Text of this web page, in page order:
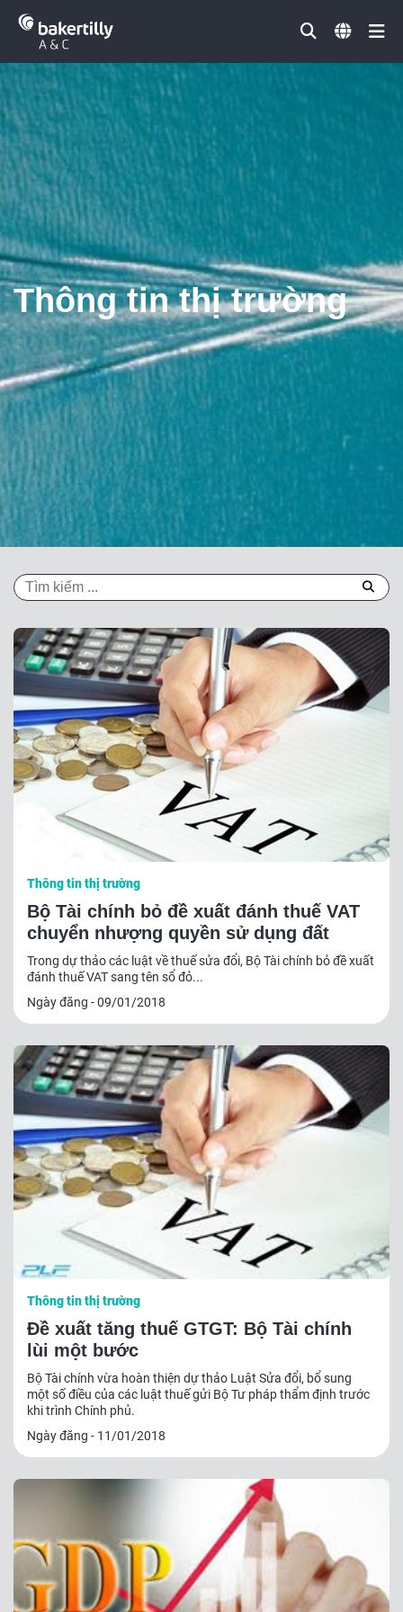
Thông tin thị trường
Thông tin thị trường
Bộ Tài chính bỏ đề xuất đánh thuế VAT
chuyển nhượng quyền sử dụng đất
Trong dự thảo các luật về thuế sửa đổi, Bộ Tài chính bỏ đề xuất
đánh thuế VAT sang tên sổ đỏ...
Ngày đăng - 09/01/2018
Thông tin thị trường
Đề xuất tăng thuế GTGT: Bộ Tài chính
lùi một bước
Bộ Tài chính vừa hoàn thiện dự thảo Luật Sửa đổi, bổ sung
một số điều của các luật thuế gửi Bộ Tư pháp thẩm định trước
khi trình Chính phủ.
Ngày đăng - 11/01/2018